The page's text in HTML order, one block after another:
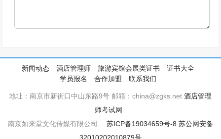
新闻动态 酒店管理师 旅游宾馆会展类证书
证书大全
学员报名
合作加盟 联系我们
地址：南京市新街口中山东路9号 邮箱：china@zgks.net酒店管理
师考试网
南京如来堂文化传媒有限公司. 苏ICP备19034659号-8 苏公网安备